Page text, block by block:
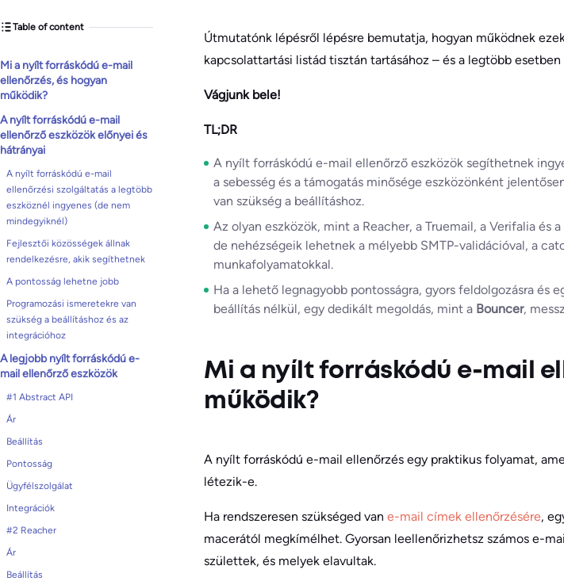
Table of content
Mi a nyílt forráskódú e-mail
ellenőrzés, és hogyan
működik?
A nyílt forráskódú e-mail
ellenőrző eszközök előnyei és
hátrányai
A nyílt forráskódú e-mail
ellenőrzési szolgáltatás a legtöbb
eszköznél ingyenes (de nem
mindegyiknél)
Fejlesztői közösségek állnak
rendelkezésre, akik segíthetnek
A pontosság lehetne jobb
Programozási ismeretekre van
szükség a beállításhoz és az
integrációhoz
A legjobb nyílt forráskódú e-
mail ellenőrző eszközök
#1 Abstract API
Ár
Beállítás
Pontosság
Ügyfélszolgálat
Integrációk
#2 Reacher
Ár
Beállítás
Útmutatónk lépésről lépésre bemutatja, hogyan működnek
kapcsolattartási listád tisztán tartásához – és a legtöbb
Vágjunk bele!
TL;DR
A nyílt forráskódú e-mail ellenőrző eszközök segíthetnek
a sebesség és a támogatás minősége eszközönként
van szükség a beállításhoz.
Az olyan eszközök, mint a Reacher, a Truemail, a Verifalia
de nehézségeik lehetnek a mélyebb SMTP-validációval, a
munkafolyamatokkal.
Ha a lehető legnagyobb pontosságra, gyors feldolgozásra és
beállítás nélkül, egy dedikált megoldás, mint a Bouncer,
Mi a nyílt forráskódú e-mail
működik?
A nyílt forráskódú e-mail ellenőrzés egy praktikus folyamat,
létezik-e.
Ha rendszeresen szükséged van e-mail címek ellenőrzésére,
macerától megkímélhet. Gyorsan leellenőrizhetsz számos e-
születtek, és melyek elavultak.